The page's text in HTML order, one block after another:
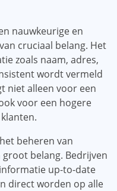
nauwkeurige en
cruciaal belang. Het
zoals naam, adres,
wordt vermeld
niet alleen voor een
voor een hogere
beheren van
belang. Bedrijven
up-to-date
direct worden op alle